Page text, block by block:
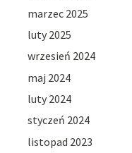
marzec 2025
luty 2025
wrzesień 2024
maj 2024
luty 2024
styczeń 2024
listopad 2023